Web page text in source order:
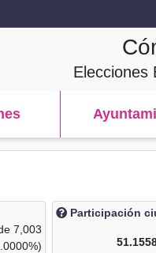
Elecciones
7,003
Participación